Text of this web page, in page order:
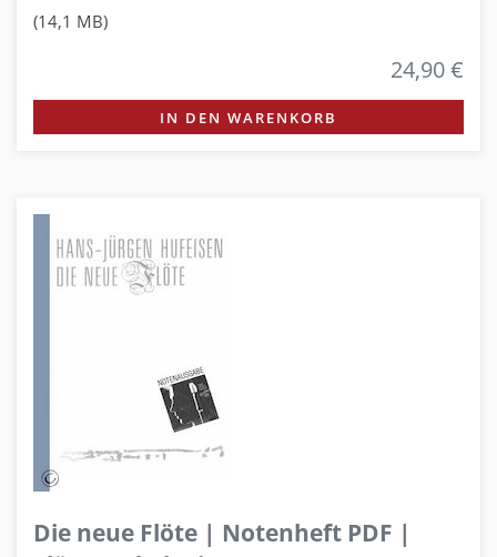
(14,1 MB)
24,90 €
IN DEN WARENKORB
Die neue Flöte | Notenheft PDF |